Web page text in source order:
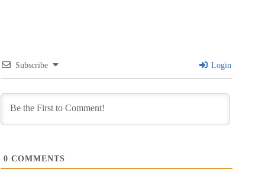
Subscribe Login
0 COMMENTS